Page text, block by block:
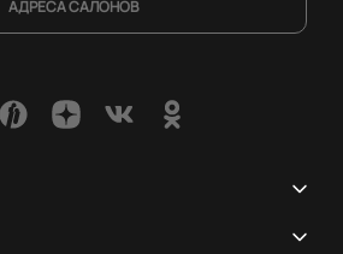
АДРЕСА САЛОНОВ